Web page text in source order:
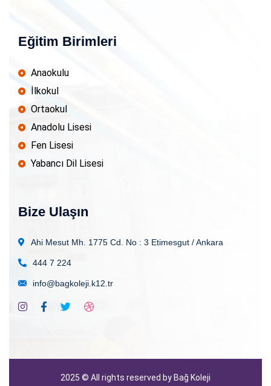
Eğitim Birimleri
Anaokulu
İlkokul
Ortaokul
Anadolu Lisesi
Fen Lisesi
Yabancı Dil Lisesi
Bize Ulaşın
Ahi Mesut Mh. 1775 Cd. No : 3 Etimesgut / Ankara
444 7 224
info@bagkoleji.k12.tr
2025 © All rights reserved by Bağ Koleji